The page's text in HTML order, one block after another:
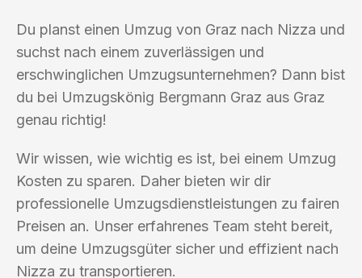
Du planst einen Umzug von Graz nach Nizza und
suchst nach einem zuverlässigen und
erschwinglichen Umzugsunternehmen? Dann bist
du bei Umzugskönig Bergmann Graz aus Graz
genau richtig!
Wir wissen, wie wichtig es ist, bei einem Umzug
Kosten zu sparen. Daher bieten wir dir
professionelle Umzugsdienstleistungen zu fairen
Preisen an. Unser erfahrenes Team steht bereit,
um deine Umzugsgüter sicher und effizient nach
Nizza zu transportieren.